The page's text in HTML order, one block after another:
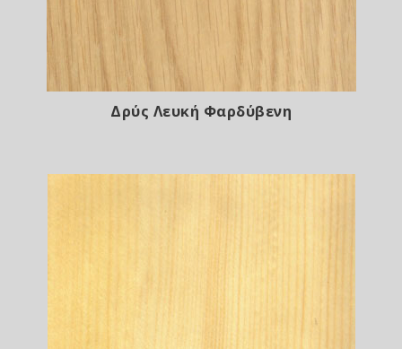
Δρύς Λευκή Φαρδύβενη